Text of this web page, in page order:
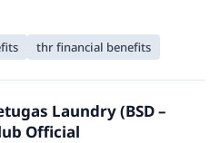
thr financial benefits
Laundry (BSD –
Official